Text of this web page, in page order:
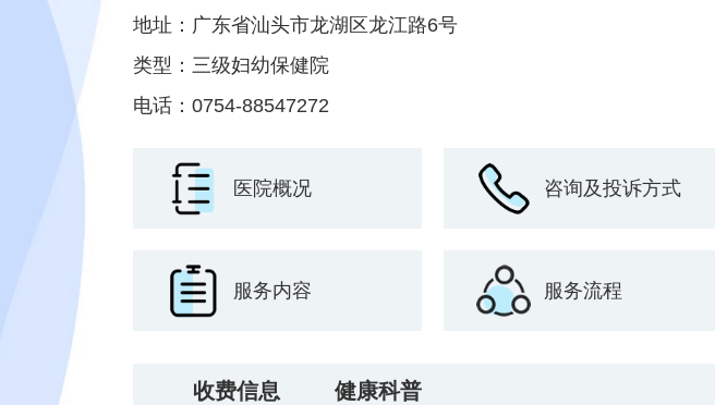
地址：广东省汕头市龙湖区龙江路6号
类型：三级妇幼保健院
电话：0754-88547272
医院概况 咨询及投诉方式
服务内容 服务流程
收费信息 健康科普